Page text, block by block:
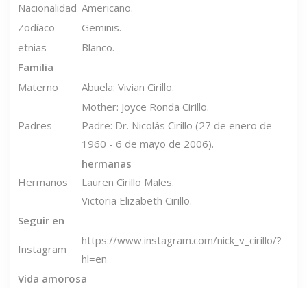
Nacionalidad Americano.
Zodíaco
Geminis.
etnias
Blanco.
Familia
Materno
Abuela: Vivian Cirillo.
Padres
Mother: Joyce Ronda Cirillo.
Padre: Dr. Nicolás Cirillo (27 de enero de
1960 - 6 de mayo de 2006).
Hermanos
hermanas
Lauren Cirillo Males.
Victoria Elizabeth Cirillo.
Seguir en
Instagram
https://www.instagram.com/nick_v_cirillo/?
hl=en
Vida amorosa